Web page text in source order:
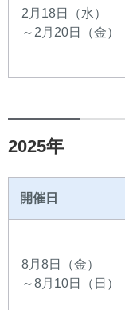
2月18日（水）
～2月20日（金）
2025年
開催日
8月8日（金）
～8月10日（日）